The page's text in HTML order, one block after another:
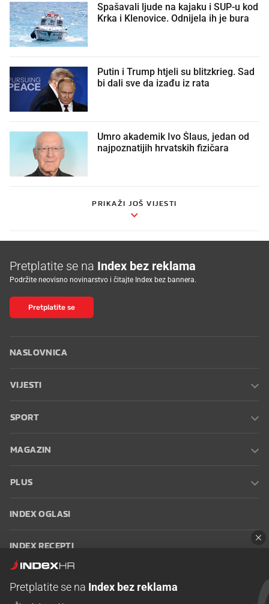
Spašavali ljude na kajaku i SUP-u kod
Krka i Klenovice. Odnijela ih je bura
Putin i Trump htjeli su blitzkrieg. Sad
bi dali sve da izađu iz rata
Umro akademik Ivo Šlaus, jedan od
najpoznatijih hrvatskih fizičara
PRIKAŽI JOŠ VIJESTI
Pretplatite se na Index bez reklama
Podržite neovisno novinarstvo i čitajte Index bez bannera.
Pretplatite se
NASLOVNICA
VIJESTI
SPORT
MAGAZIN
PLUS
INDEX OGLASI
INDEX RECEPTI
Pretplatite se na Index bez reklama